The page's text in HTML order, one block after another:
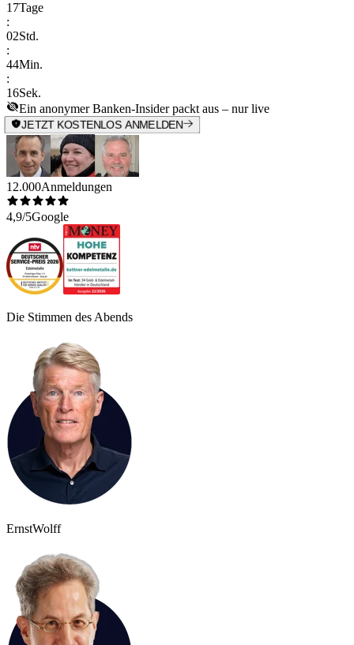
17Tage
:
02Std.
:
44Min.
:
16Sek.
Ein anonymer Banken-Insider packt aus – nur live
JETZT KOSTENLOS ANMELDEN
12.000Anmeldungen
4,9/5Google
Die Stimmen des Abends
ErnstWolff